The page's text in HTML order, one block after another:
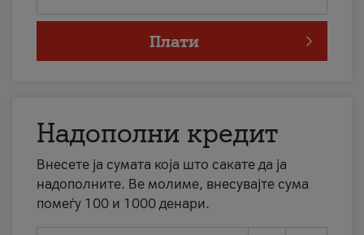
Плати
Надополни кредит
Внесете ја сумата која што сакате да ја
надополните. Ве молиме, внесувајте сума
помеѓу 100 и 1000 денари.